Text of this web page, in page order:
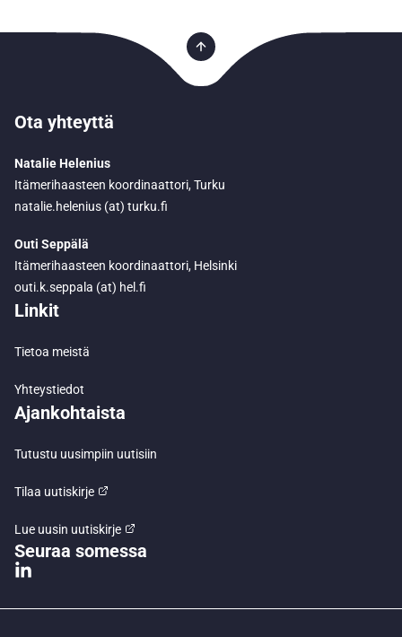
Ota yhteyttä
Natalie Helenius
Itämerihaasteen koordinaattori, Turku
natalie.helenius (at) turku.fi
Outi Seppälä
Itämerihaasteen koordinaattori, Helsinki
outi.k.seppala (at) hel.fi
Linkit
Tietoa meistä
Yhteystiedot
Ajankohtaista
Tutustu uusimpiin uutisiin
Tilaa uutiskirje
Lue uusin uutiskirje
Seuraa somessa